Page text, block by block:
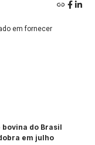
em fornecer
do Brasil
em julho